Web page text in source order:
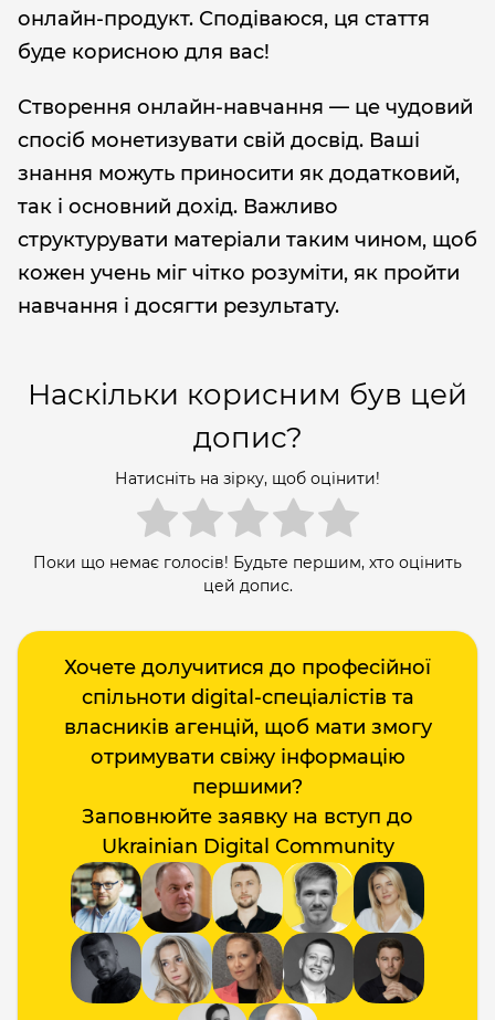
онлайн-продукт. Сподіваюся, ця стаття
буде корисною для вас!
Створення онлайн-навчання — це чудовий
спосіб монетизувати свій досвід. Ваші
знання можуть приносити як додатковий,
так і основний дохід. Важливо
структурувати матеріали таким чином, щоб
кожен учень міг чітко розуміти, як пройти
навчання і досягти результату.
Наскільки корисним був цей
допис?
Натисніть на зірку, щоб оцінити!
Поки що немає голосів! Будьте першим, хто оцінить
цей допис.
Хочете долучитися до професійної
спільноти digital-спеціалістів та
власників агенцій, щоб мати змогу
отримувати свіжу інформацію
першими?
Заповнюйте заявку на вступ до
Ukrainian Digital Community